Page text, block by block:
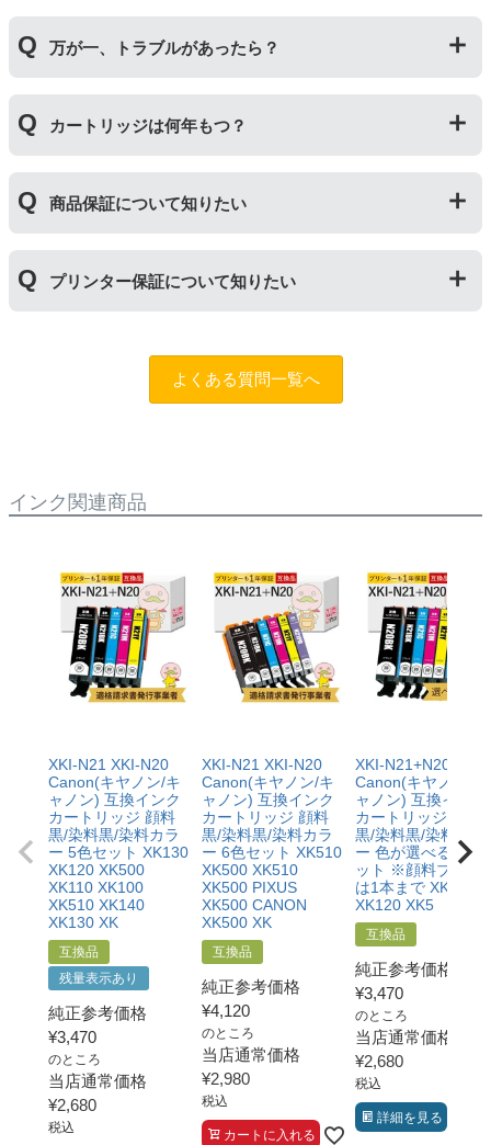
純正インク・互換インク・詰め替えインクの違い【まと
め】
ん。）印刷枚数についてはご使用環境により大きく左右
併用してご使用いただけます。（例：よく使うブラック
は互換インク、他の色は純正インクを使う等）ただし、
用おいては、当店でテストしておりません。万が一動作
ください。
万が一、トラブルがあったら？
ご相談ください。また互換インクカートリッジには「
ふ
たつの保証」を設けております。商品はご購入から１年
ら１年以内であれば保証の適用が可能です。
カートリッジは何年もつ？
ら１年間とさせていただいておりますので、可能な限り
保証期間内に使い切っていただくようお願いいたしま
保管をお願いいたします。
商品保証について知りたい
保証期間：ご購入日から１年間
トラブルが発生した際、サポートスタッフにご相談のう
品返金を承る制度です。
※商品の不具合ではなく、プリンターの操作方法によっ
て改善する場合もありますので、まずは当店までご相談
・商品を返送する前に必ず当店までご連絡をいただきサ
・保証対象となる商品を当店指定の方法で返送いただく
こと
・当店で定めた保証期間（ご購入日から1年間）を過ぎ
る前に当店へご連絡をいただくこと
・返品理由が「不要になったから」「注文を間違えた」
等お客様都合ではないこと
プリンター保証について知りたい
保証期間：プリンター本体ご購入日から１年間
当店のインクが原因でトラブルが発生し、サポートスタ
作方法によって改善する場合もありますので、まずは当
【適用条件】
・修理に出される前に、必ず当店へご連絡をいただくこ
と。
・プリンター本体が保証期間内であることを証明できる
書類（保証書や領収書など）をご提示いただくこと。
・当店の商品が原因でプリンターが故障したことがわか
ものではないこと。
・メーカーの出張修理を依頼されてないこと。
よくある質問一覧へ
インク関連商品
XKI-N21 XKI-N20
Canon(キヤノン/キ
ャノン) 互換インク
カートリッジ 顔料
黒/染料黒/染料カラ
ー 5色セット XK130
XK120 XK500
XK110 XK100
XK510 XK140
XK130 XK
互換品
残量表示あり
純正参考価格
¥3,470
のところ
当店通常価格
¥2,680
税込
XKI-N21 XKI-N20
Canon(キヤノン/キ
ャノン) 互換インク
カートリッジ 顔料
黒/染料黒/染料カラ
ー 6色セット XK510
XK500 XK510
XK500 PIXUS
XK500 CANON
XK500 XK
互換品
純正参考価格
¥4,120
のところ
当店通常価格
¥2,980
税込
カートに入れる
XKI-N21+N20/5MP
Canon(キヤノン/キ
ャノン) 互換インク
カートリッジ 顔料
黒/染料黒/染料カラ
ー 色が選べる 5色
ット ※顔料ブラッ
は1本まで XK130
XK120 XK5
互換品
純正参考価格
¥3,470
のところ
当店通常価格
¥2,680
税込
詳細を見る